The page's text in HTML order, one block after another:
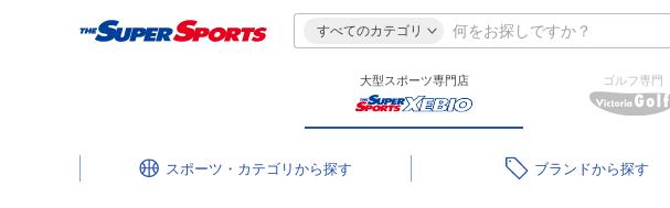
すべてのカテゴリ
大型スポーツ専門店 ゴルフ専門
スポーツ・カテゴリ ブランド